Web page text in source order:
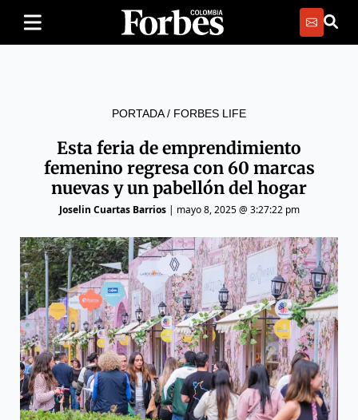
PORTADA/ FORBES LIFE
Esta feria de emprendimiento
femenino regresa con 60 marcas
nuevas y un pabellón del hogar
Joselin Cuartas Barrios| mayo 8, 2025 @ 3:27:22 pm